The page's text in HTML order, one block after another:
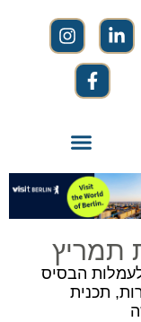
תמריץ
הבסיס
תכנית